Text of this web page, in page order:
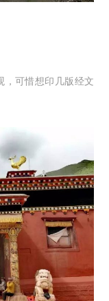
，可惜想印几版经文